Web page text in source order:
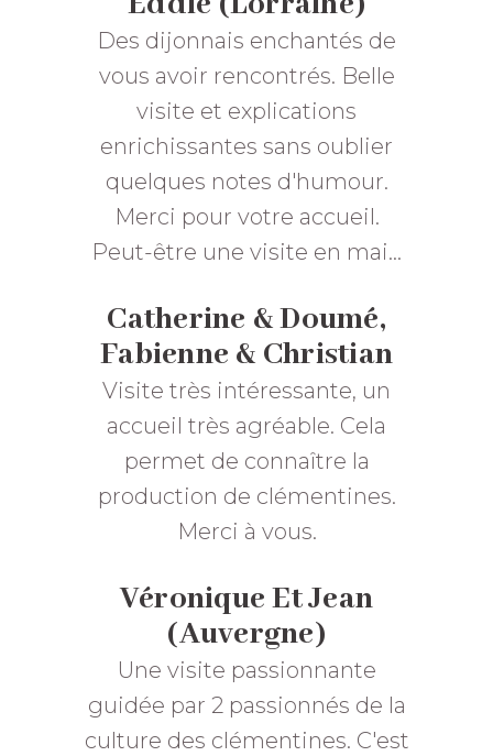
Des dijonnais enchantés de
vous avoir rencontrés. Belle
visite et explications
enrichissantes sans oublier
quelques notes d'humour.
Merci pour votre accueil.
Peut-être une visite en mai...
Catherine & Doumé,
Fabienne & Christian
Visite très intéressante, un
accueil très agréable. Cela
permet de connaître la
production de clémentines.
Merci à vous.
Véronique Et Jean
(Auvergne)
Une visite passionnante
guidée par 2 passionnés de la
culture des clémentines. C'est